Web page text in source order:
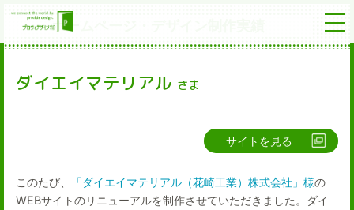
ホームページ・デザイン制作実績
ダイエイマテリアル さま
サイトを見る
このたび、 「ダイエイマテリアル（花崎工業）株式会社」様の
WEBサイトのリニューアルを制作させていただきました。ダイ